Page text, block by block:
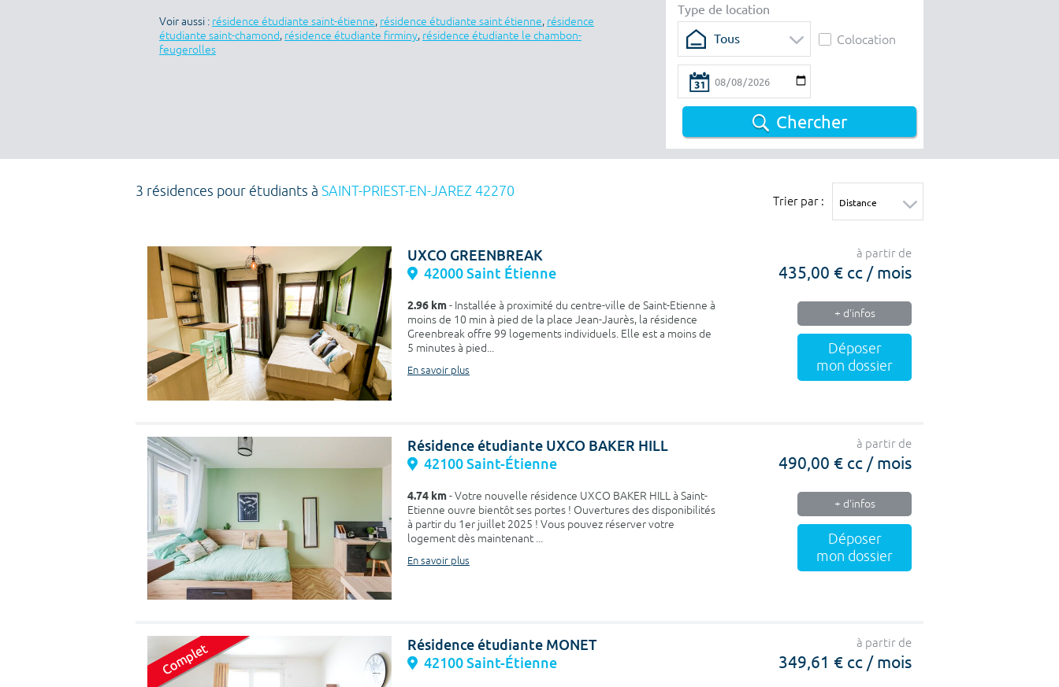
Type de location
Tous
Colocation
Chercher
Voir aussi : résidence étudiante saint-étienne, résidence étudiante saint étienne, résidence
étudiante saint-chamond, résidence étudiante firminy, résidence étudiante le chambon-
feugerolles
3 résidences pour étudiants à SAINT-PRIEST-EN-JAREZ 42270
Trier par :
UXCO GREENBREAK
42000 Saint Étienne
2.96 km- Installée à proximité du centre-ville de Saint-Etienne à
moins de 10 min à pied de la place Jean-Jaurès, la résidence
Greenbreak offre 99 logements individuels. Elle est a moins de
5 minutes à pied...
En savoir plus
à partir de
435,00 € cc / mois
+ d'infos
Déposer
mon dossier
Résidence étudiante UXCO BAKER HILL
42100 Saint-Étienne
4.74 km- Votre nouvelle résidence UXCO BAKER HILL à Saint-
Etienne ouvre bientôt ses portes ! Ouvertures des disponibilités
à partir du 1er juillet 2025 ! Vous pouvez réserver votre
logement dès maintenant ...
En savoir plus
à partir de
490,00 € cc / mois
+ d'infos
Déposer
mon dossier
Résidence étudiante MONET
42100 Saint-Étienne
à partir de
349,61 € cc / mois